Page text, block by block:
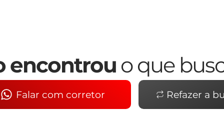
encontrou o que
Falar com corretor Refazer a